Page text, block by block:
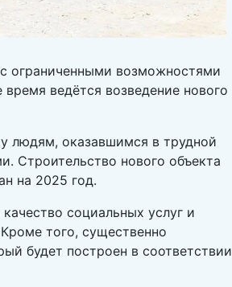
ограниченными возможностями
ведётся возведение нового
людям, оказавшимся в трудной
Строительство нового объекта
на 2025 год.
социальных услуг и
того, существенно
будет построен в соответствии